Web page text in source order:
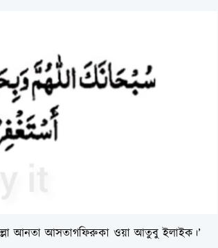
ইল্লা আনতা আসতাগফিরুকা ওয়া আতুবু ইলাইক।’